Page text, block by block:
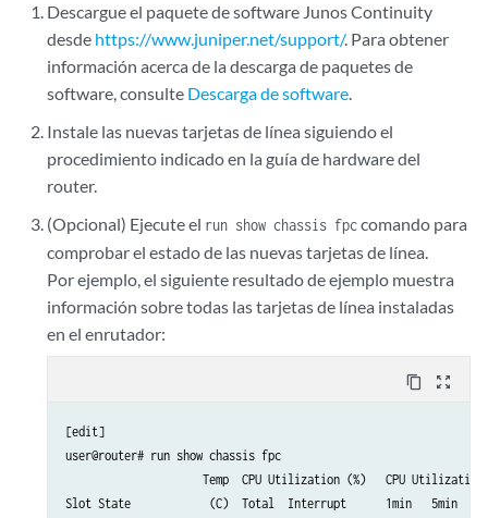
Descargue el paquete de software Junos Continuity
desde https://www.juniper.net/support/. Para obtener
información acerca de la descarga de paquetes de
software, consulte Descarga de software.
Instale las nuevas tarjetas de línea siguiendo el
procedimiento indicado en la guía de hardware del
router.
(Opcional) Ejecute el run show chassis fpccomando para
comprobar el estado de las nuevas tarjetas de línea.
Por ejemplo, el siguiente resultado de ejemplo muestra
información sobre todas las tarjetas de línea instaladas
en el enrutador:
content_copy zoom_out_map
[edit]
user@router# run show chassis fpc
Temp  CPU Utilization (%)   CPU
Slot State            (C)  Total  Interrupt      1min   5min